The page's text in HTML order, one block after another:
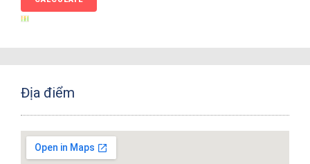
Địa điểm